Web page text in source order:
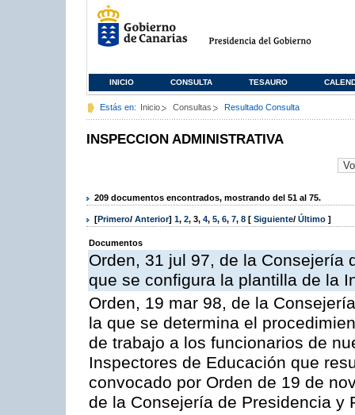
INICIO CONSULTA TESAURO
Estás en: Inicio Consultas Resultado Consulta
INSPECCION ADMINISTRATIVA
209 documentos encontrados, mostrando del 51 al 75.
[Primero/ Anterior] 1, 2, 3, 4, 5, 6, 7, 8 [ Siguiente/ Último ]
Documentos
Orden, 31 jul 97, de la Consejería
que se configura la plantilla de la
Orden, 19 mar 98, de la
la que se determina el
de trabajo a los funcionarios de
Inspectores de Educación que
convocado por Orden de 19 de
de la Consejería de Presidencia y